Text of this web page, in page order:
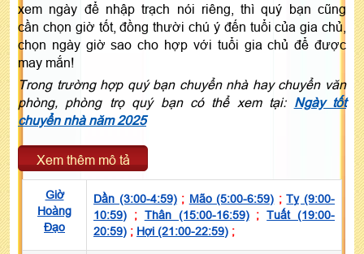
xem ngày để nhập trạch nói riêng, thì quý bạn cũng
cần chọn giờ tốt, đồng thười chú ý đến tuổi của gia chủ,
chọn ngày giờ sao cho hợp với tuổi gia chủ để được
may mắn!
Trong trường hợp quý bạn chuyển nhà hay chuyển văn
phòng, phòng trọ quý bạn có thể xem tại: Ngày tốt
chuyển nhà năm 2025
Xem thêm mô tả
Giờ
Hoàng
Đạo
Dần (3:00-4:59); Mão (5:00-6:59) ;Tỵ (9:00-
10:59) ; Thân (15:00-16:59);Tuất (19:00-
20:59) ; Hợi (21:00-22:59) ;